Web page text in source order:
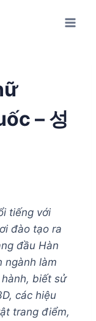
– 성
tiếng với
đào tạo ra
đầu Hàn
ngành làm
biết sử
các hiệu
trang điểm,